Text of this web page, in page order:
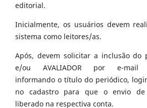
editorial.
Inicialmente, os usuários devem
sistema como leitores/as.
Após, devem solicitar a inclusão do
e/ou AVALIADOR por e-mail
informando o título do periódico,
no cadastro para que o envio de
liberado na respectiva conta.